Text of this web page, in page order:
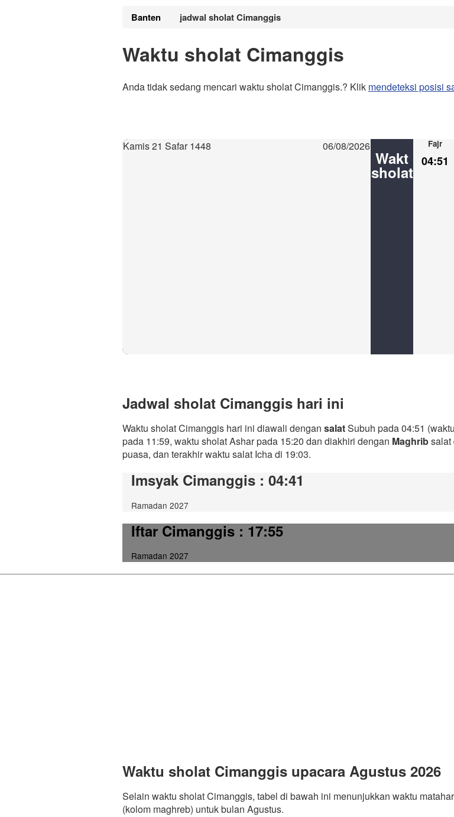
Banten jadwal sholat Cimanggis
Waktu sholat Cimanggis
Anda tidak sedang mencari waktu sholat Cimanggis.? Klik mendeteksi posisi
Kamis 21 Safar 1448 06/08/2026
Wakt
sholat
Fajr
04:51
Jadwal sholat Cimanggis hari ini
Waktu sholat Cimanggis hari ini diawali dengan salatSubuh pada 04:51
pada 11:59, waktu sholat Ashar pada 15:20 dan diakhiri dengan Maghribsalat
puasa, dan terakhir waktu salat Icha di 19:03.
Imsyak Cimanggis : 04:41
Ramadan 2027
Iftar Cimanggis: 17:55
Ramadan 2027
Waktu sholat Cimanggis upacara Agustus 2026
Selain waktu sholat Cimanggis, tabel di bawah ini menunjukkan waktu
(kolom maghreb) untuk bulan Agustus.